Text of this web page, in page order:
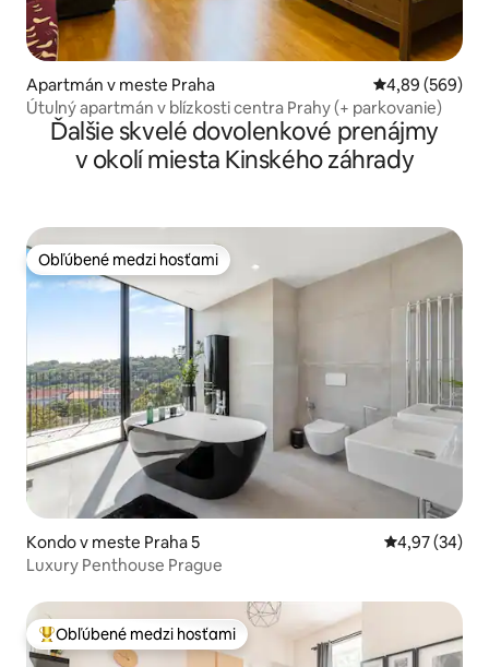
Apartmán v meste Praha Priemerné
4,89 (569)
Útulný apartmán v blízkosti centra Prahy (+ parkovanie)
Ďalšie skvelé dovolenkové prenájmy
v okolí miesta Kinského záhrady
Obľúbené medzi hosťami
Obľúbené medzi hosťami
Kondo v meste Praha 5 Priemerné
4,97 (34)
Luxury Penthouse Prague
Najobľúbenejšie medzi hosťami
Obľúbené medzi hosťami